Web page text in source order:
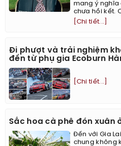
mang ý nghĩa
chưa hồi kết.
[Chi tiết...]
Đi phượt và trải nghiệm
đến từ phụ gia Ecoburn
[Chi tiết...]
Sắc hoa cà phê đón xuân
Đến với Gia
chung không